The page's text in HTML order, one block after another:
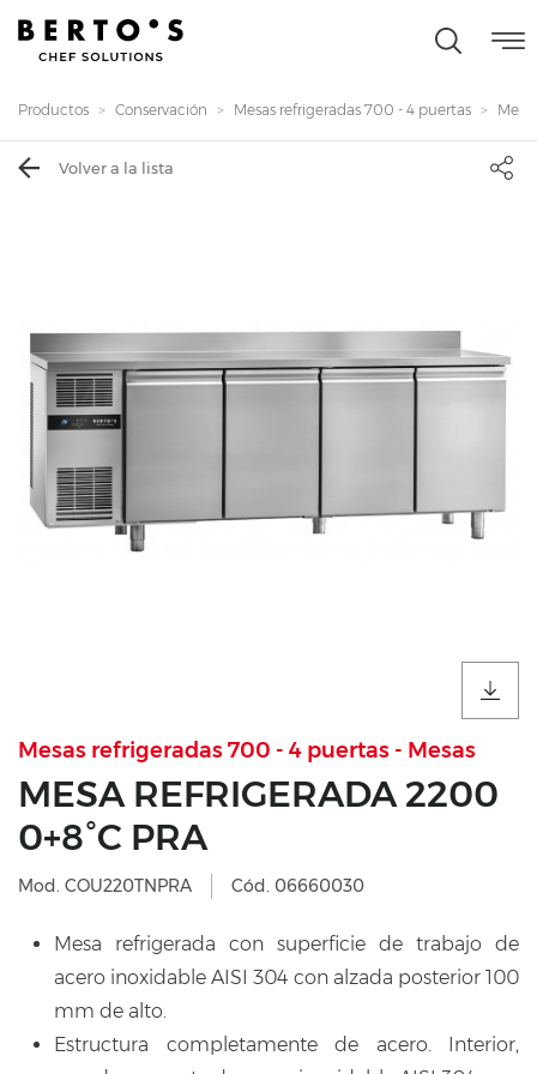
Productos Conservación Mesas refrigeradas 700 - 4 puertas
Volver a la lista
Mesas refrigeradas 700 - 4 puertas - Mesas
MESA REFRIGERADA 2200
0+8°C PRA
Mod. COU220TNPRA Cód. 06660030
Mesa refrigerada con superficie de trabajo de
acero inoxidable AISI 304 con alzada posterior 100
mm de alto.
Estructura completamente de acero. Interior,